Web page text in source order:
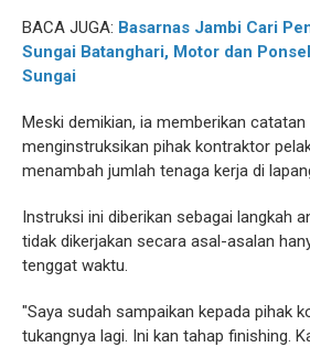
BACA JUGA: Basarnas Jambi Cari
Sungai Batanghari, Motor dan
Sungai
Meski demikian, ia memberikan catatan
menginstruksikan pihak kontraktor
menambah jumlah tenaga kerja di
Instruksi ini diberikan sebagai langkah
tidak dikerjakan secara asal-asalan
tenggat waktu.
"Saya sudah sampaikan kepada pihak
tukangnya lagi. Ini kan tahap finishing.